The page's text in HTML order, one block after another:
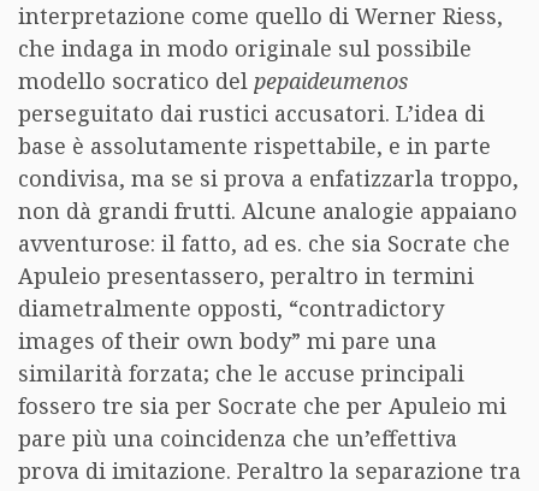
interpretazione come quello di Werner Riess,
che indaga in modo originale sul possibile
modello socratico del pepaideumenos
perseguitato dai rustici accusatori. L’idea di
base è assolutamente rispettabile, e in parte
condivisa, ma se si prova a enfatizzarla troppo,
non dà grandi frutti. Alcune analogie appaiano
avventurose: il fatto, ad es. che sia Socrate che
Apuleio presentassero, peraltro in termini
diametralmente opposti, “contradictory
images of their own body” mi pare una
similarità forzata; che le accuse principali
fossero tre sia per Socrate che per Apuleio mi
pare più una coincidenza che un’effettiva
prova di imitazione. Peraltro la separazione tra